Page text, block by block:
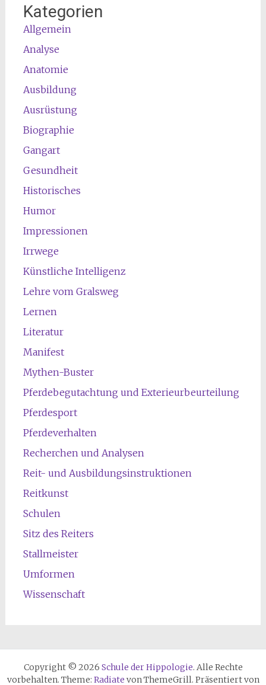
Kategorien
Allgemein
Analyse
Anatomie
Ausbildung
Ausrüstung
Biographie
Gangart
Gesundheit
Historisches
Humor
Impressionen
Irrwege
Künstliche Intelligenz
Lehre vom Gralsweg
Lernen
Literatur
Manifest
Mythen-Buster
Pferdebegutachtung und Exterieurbeurteilung
Pferdesport
Pferdeverhalten
Recherchen und Analysen
Reit- und Ausbildungsinstruktionen
Reitkunst
Schulen
Sitz des Reiters
Stallmeister
Umformen
Wissenschaft
Copyright © 2026 Schule der Hippologie. Alle Rechte
vorbehalten. Theme: Radiate von ThemeGrill. Präsentiert von